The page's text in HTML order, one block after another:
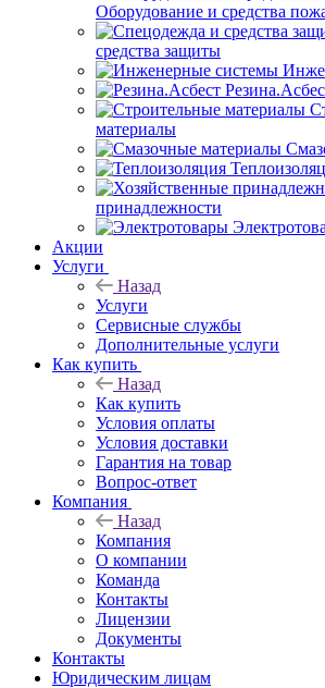
Оборудование и средства
средства защиты
материалы
принадлежности
Акции
Услуги
Назад
Услуги
Сервисные службы
Дополнительные услуги
Как купить
Назад
Как купить
Условия оплаты
Условия доставки
Гарантия на товар
Вопрос-ответ
Компания
Назад
Компания
О компании
Команда
Контакты
Лицензии
Документы
Контакты
Юридическим лицам